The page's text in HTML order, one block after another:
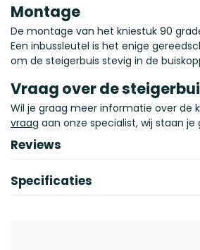
Montage
De montage van het kniestuk 90
Een inbussleutel is het enige
om de steigerbuis stevig in de
Vraag over de
Wil je graag meer informatie over de
vraag aan onze specialist, wij staan je
Reviews
Specificaties